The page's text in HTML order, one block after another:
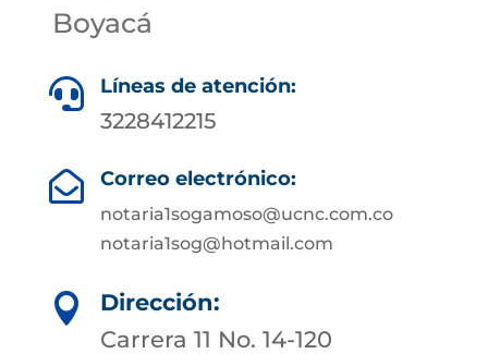
Boyacá
 Líneas de atención:
3228412215
 Correo electrónico:
notaria1sogamoso@ucnc.com.co
notaria1sog@hotmail.com

Dirección:
Carrera 11 No. 14-120